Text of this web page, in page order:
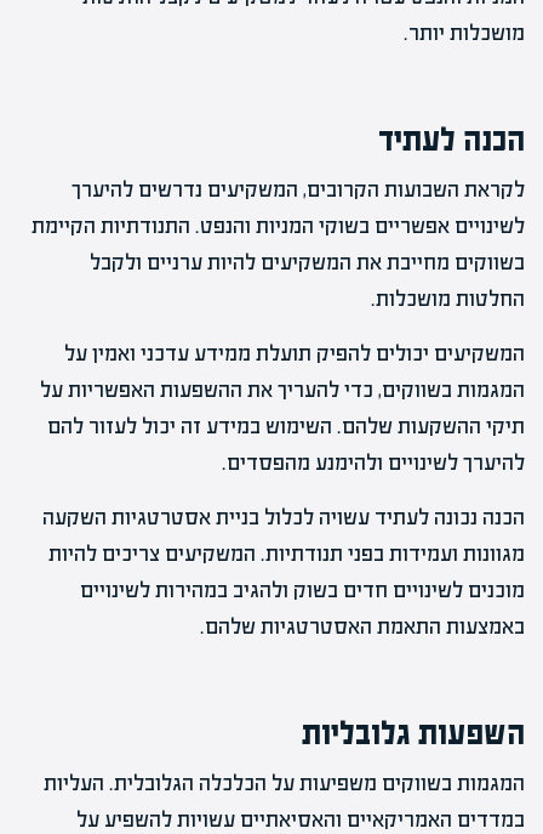
מושכלות יותר.
הכנה לעתיד
לקראת השבועות הקרובים, המשקיעים נדרשים להיערך
לשינויים אפשריים בשוקי המניות והנפט. התנודתיות הקיימת
בשווקים מחייבת את המשקיעים להיות ערניים ולקבל
החלטות מושכלות.
המשקיעים יכולים להפיק תועלת ממידע עדכני ואמין על
המגמות בשווקים, כדי להעריך את ההשפעות האפשריות על
תיקי ההשקעות שלהם. השימוש במידע זה יכול לעזור להם
להיערך לשינויים ולהימנע מהפסדים.
הכנה נכונה לעתיד עשויה לכלול בניית אסטרטגיות השקעה
מגוונות ועמידות בפני תנודתיות. המשקיעים צריכים להיות
מוכנים לשינויים חדים בשוק ולהגיב במהירות לשינויים
באמצעות התאמת האסטרטגיות שלהם.
השפעות גלובליות
המגמות בשווקים משפיעות על הכלכלה הגלובלית. העליות
במדדים האמריקאיים והאסיאתיים עשויות להשפיע על